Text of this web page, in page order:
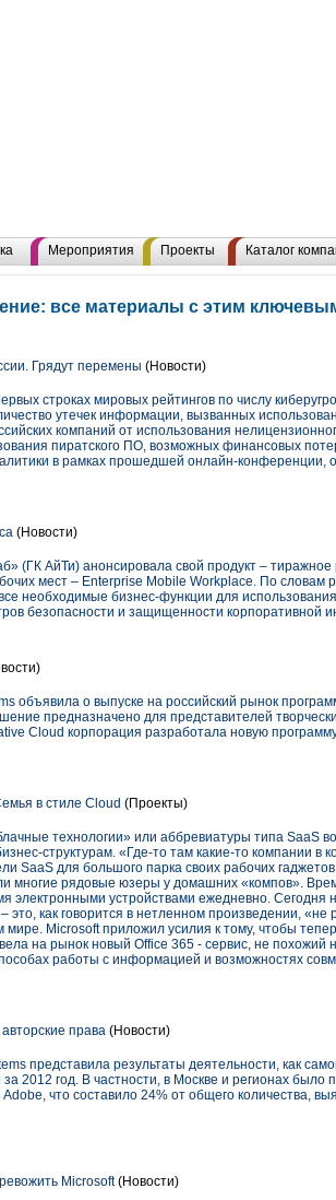
Мероприятия Проекты Каталог
все материалы с этим
Грядут перемены (Новости)
строках мировых рейтингов по числу
утечек информации, вызванных
компаний от использования
пиратского ПО, возможных финансовых
в рамках прошедшей онлайн-конференции,
(Новости)
(ГК АйТи) анонсировала свой продукт –
мест – Enterprise Mobile Workplace. По словам
необходимые бизнес-функции для
безопасности и защищенности корпоративной
объявила о выпуске на российский рынок
предназначено для представителей
Cloud корпорация разработала новую
в стиле Cloud (Проекты)
технологии» или аббревиатуры типа SaaS
структурам. «Где-то там какие-то компании в
SaaS для большого парка своих рабочих
многие рядовые юзеры у домашних «компов».
электронными устройствами ежедневно. Сегодня
как говорится в нетленном произведении, «не
Microsoft приложил усилия к тому, чтобы
на рынок новый Office 365 - сервис, не похожий
работы с информацией и возможностях
права (Новости)
представила результаты деятельности, как
2012 год. В частности, в Москве и регионах
что составило 24% от общего количества,
Microsoft(Новости)